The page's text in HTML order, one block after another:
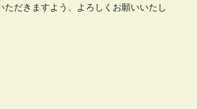
ただきますよう、よろしくお願いいたし